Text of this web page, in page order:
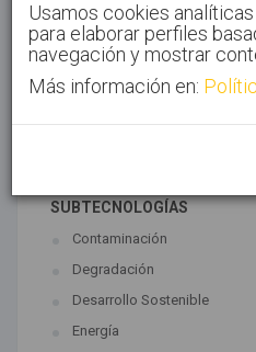
Usamos cookies
para elaborar perfiles
navegación y mostrar
Más información en:
TECNOLOGÍAS ASOCIADAS
SUBTECNOLOGÍAS
Contaminación
Degradación
Desarrollo Sostenible
Energía